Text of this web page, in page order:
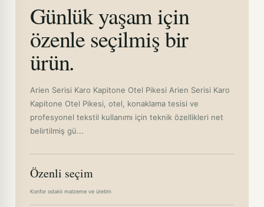
Günlük yaşam için
özenle seçilmiş bir
ürün.
Arien Serisi Karo Kapitone Otel Pikesi Arien Serisi Karo
Kapitone Otel Pikesi, otel, konaklama tesisi ve
profesyonel tekstil kullanımı için teknik özellikleri net
belirtilmiş gü...
Özenli seçim
Konfor odaklı malzeme ve üretim